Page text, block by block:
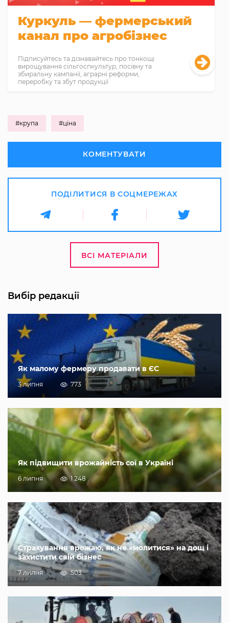
Куркуль — фермерський
канал про агробізнес
Підписуйтесь та дізнавайтесь про тонкощі
вирощування сільгоспкультур, посівну та
збиральну кампанії, аграрні реформи,
переробку та збут продукції
#крупа #ціна
КОМЕНТУВАТИ
ПОДІЛИТИСЯ В СОЦМЕРЕЖАХ
ВСІ МАТЕРІАЛИ
Вибір редакції
Як малому фермеру продавати в ЄС
3 липня 773
Як підвищити врожайність сої в Україні
6 липня 1 248
Страхування врожаю, як не «молитися» на дощ і
захистити свій бізнес
7 липня 503